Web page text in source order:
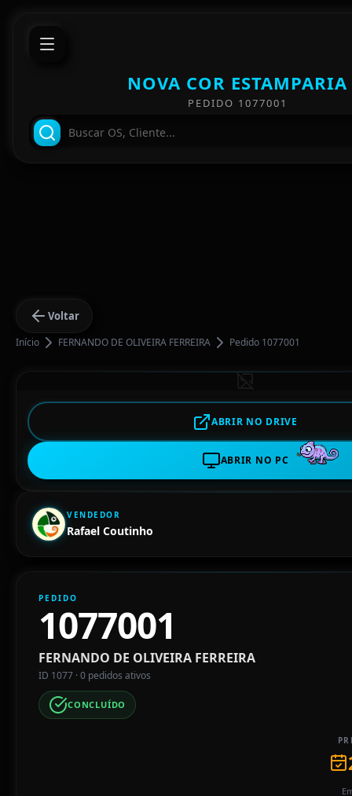
NOVA COR ESTAMPARIA
PEDIDO 1077001
Voltar
Início FERNANDO DE OLIVEIRA FERREIRA Pedido 1077001
ABRIR NO DRIVE
ABRIR NO PC
VENDEDOR
Rafael Coutinho
PEDIDO
1077001
FERNANDO DE OLIVEIRA FERREIRA
ID 1077 · 0 pedidos ativos
CONCLUÍDO